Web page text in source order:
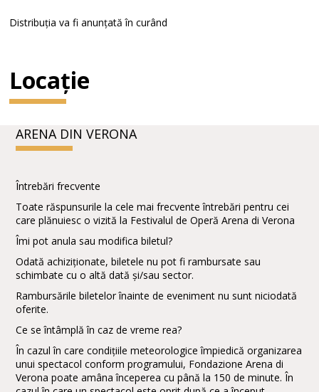
Distribuția va fi anunțată în curând
Locație
ARENA DIN VERONA
Întrebări frecvente
Toate răspunsurile la cele mai frecvente întrebări pentru cei
care plănuiesc o vizită la Festivalul de Operă Arena di Verona
Îmi pot anula sau modifica biletul?
Odată achiziționate, biletele nu pot fi rambursate sau
schimbate cu o altă dată și/sau sector.
Rambursările biletelor înainte de eveniment nu sunt niciodată
oferite.
Ce se întâmplă în caz de vreme rea?
În cazul în care condițiile meteorologice împiedică organizarea
unui spectacol conform programului, Fondazione Arena di
Verona poate amâna începerea cu până la 150 de minute. În